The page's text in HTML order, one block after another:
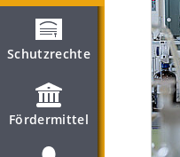
Schutzrechte
Fördermittel